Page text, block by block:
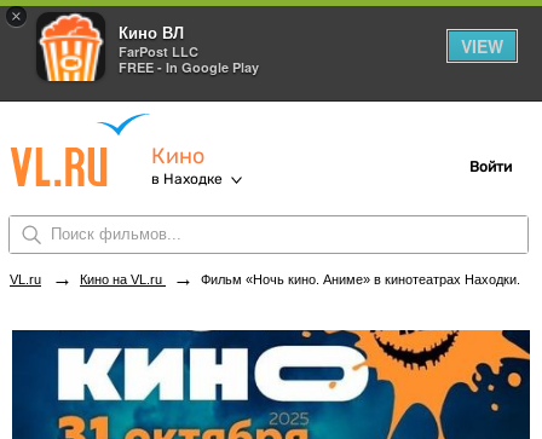
×
Кино ВЛ
FarPost LLC
FREE - In Google Play
VIEW
Кино
в Находке
Войти
VL.ru → Кино на VL.ru → Фильм «Ночь кино. Аниме» в кинотеатрах Находки. Купить билеты!